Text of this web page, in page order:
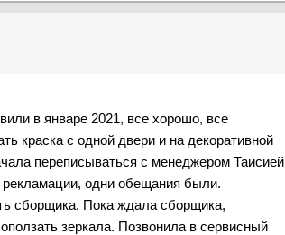
в январе 2021, все хорошо, все
краска с одной двери и на декоративной
переписываться с менеджером Таисией
рекламации, одни обещания были.
сборщика. Пока ждала сборщика,
зеркала. Позвонила в сервисный